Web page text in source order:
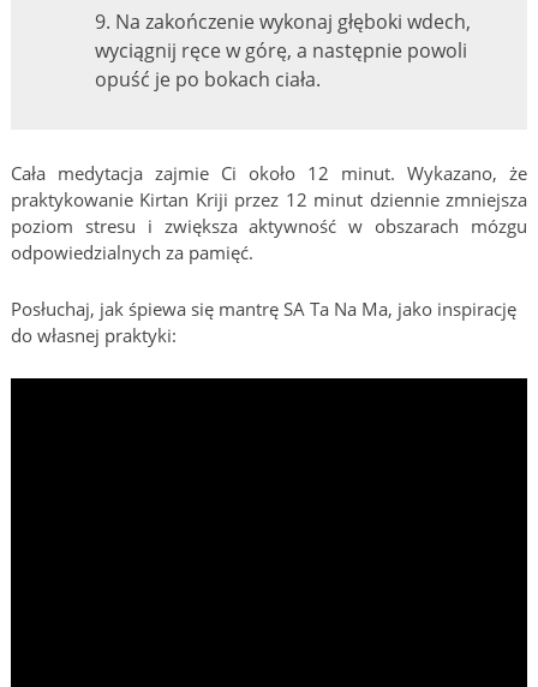
9. Na zakończenie wykonaj głęboki wdech,
wyciągnij ręce w górę, a następnie powoli
opuść je po bokach ciała.
Cała medytacja zajmie Ci około 12 minut. Wykazano, że
praktykowanie Kirtan Kriji przez 12 minut dziennie zmniejsza
poziom stresu i zwiększa aktywność w obszarach mózgu
odpowiedzialnych za pamięć.
Posłuchaj, jak śpiewa się mantrę SA Ta Na Ma, jako inspirację
do własnej praktyki: